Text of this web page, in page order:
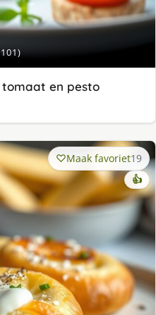
tomaat en pesto
Maak favoriet19
👍